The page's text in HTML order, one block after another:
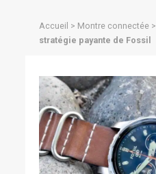
Accueil > Montre connectée>
stratégie payante de Fossil